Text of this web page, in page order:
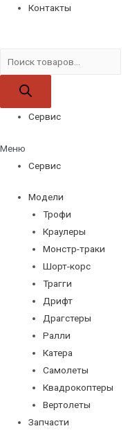
Контакты
товаров
Сервис
Меню
Сервис
Модели
Трофи
Краулеры
Монстр-траки
Шорт-корс
Трагги
Дрифт
Драгстеры
Ралли
Катера
Самолеты
Квадрокоптеры
Вертолеты
Запчасти